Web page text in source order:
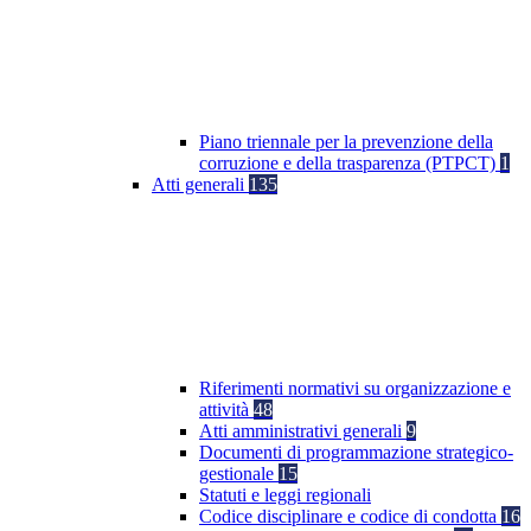
Piano triennale per la prevenzione della
corruzione e della trasparenza (PTPCT) 1
Atti generali 135
Riferimenti normativi su organizzazione e
attività 48
Atti amministrativi generali 9
Documenti di programmazione strategico-
gestionale 15
Statuti e leggi regionali
Codice disciplinare e codice di condotta 16